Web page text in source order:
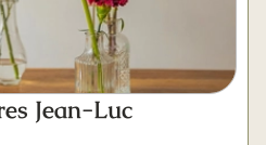
Jean-Luc